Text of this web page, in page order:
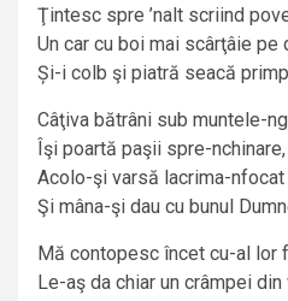
Ţintesc spre ’nalt scriind
Un car cu boi mai scârţâie pe
Și-i colb şi piatră seacă
Câţiva bătrâni sub muntele-
Îşi poartă paşii spre-
Acolo-şi varsă lacrima-nfocat
Şi mâna-şi dau cu bunul
Mă contopesc încet cu-al lor
Le-aş da chiar un crâmpei din